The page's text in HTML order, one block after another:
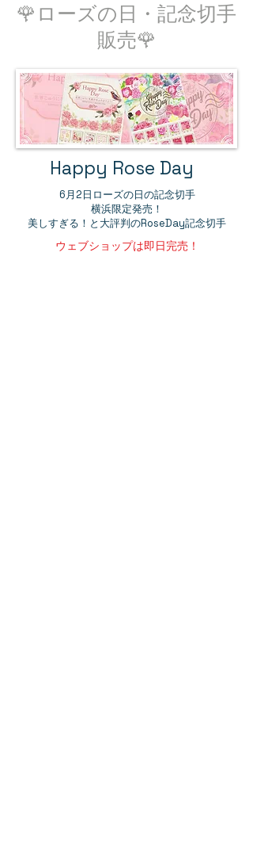
🌹ローズの日・記念切手
販売🌹
Happy Rose Day
​6月2日ローズの日の記念切手
横浜限定発売！
​美しすぎる！と大評判のRoseDay記念切手
ウェブショップは即日完売！